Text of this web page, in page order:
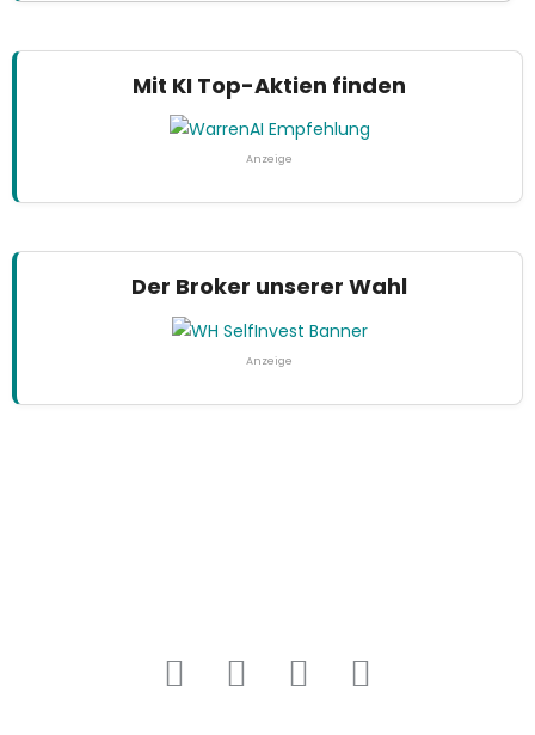
Mit KI Top-Aktien finden
Anzeige
Der Broker unserer Wahl
Anzeige